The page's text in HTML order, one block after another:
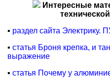
Интересные
▪ раздел сайта Электрику.
▪ статья Броня крепка, и
выражение
▪ статья Почему у